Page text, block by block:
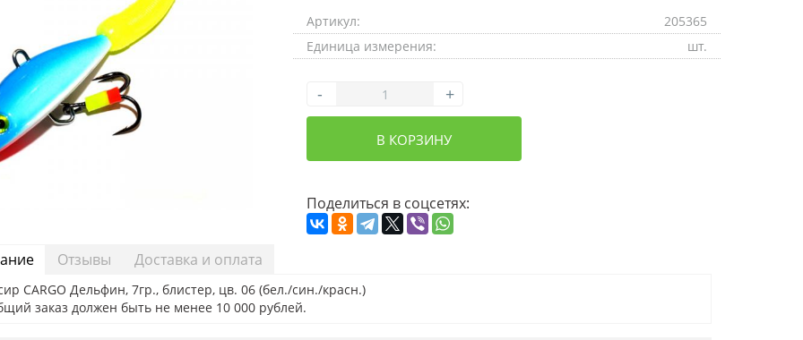
Артикул:
205365
Единица измерения:
шт.
- +
В КОРЗИНУ
Поделиться в соцсетях:
Отзывы Доставка и оплата
CARGO Дельфин, 7гр., блистер, цв. 06 (бел./син./красн.)
заказ должен быть не менее 10 000 рублей.